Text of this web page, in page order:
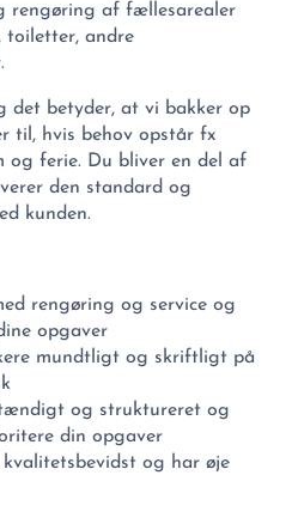
rengøring af fællesarealer
toiletter, andre
det betyder, at vi bakker op
til, hvis behov opstår fx
og ferie. Du bliver en del af
den standard og
kunden.
rengøring og service og
opgaver
mundtligt og skriftligt på
og struktureret og
din opgaver
kvalitetsbevidst og har øje